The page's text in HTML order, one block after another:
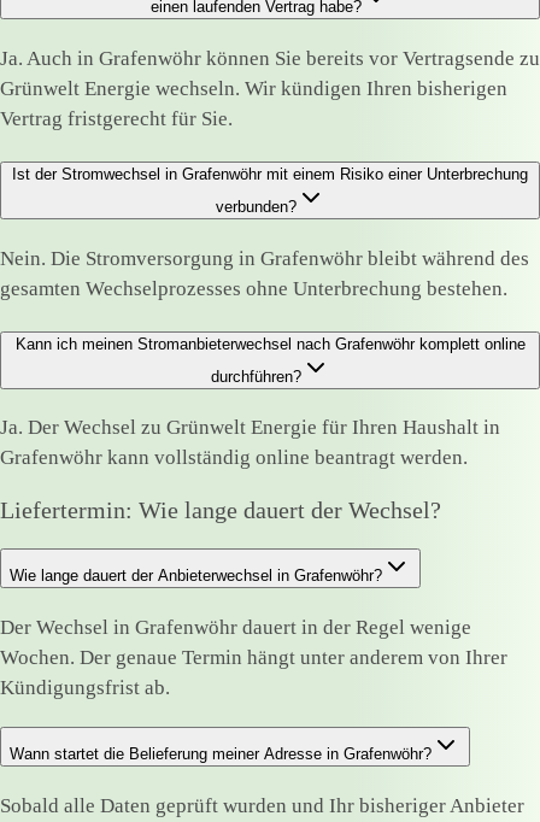
einen laufenden Vertrag habe?
Ja. Auch in Grafenwöhr können Sie bereits vor Vertragsende zu
Grünwelt Energie wechseln. Wir kündigen Ihren bisherigen
Vertrag fristgerecht für Sie.
Ist der Stromwechsel in Grafenwöhr mit einem Risiko einer Unterbrechung
verbunden?
Nein. Die Stromversorgung in Grafenwöhr bleibt während des
gesamten Wechselprozesses ohne Unterbrechung bestehen.
Kann ich meinen Stromanbieterwechsel nach Grafenwöhr komplett online
durchführen?
Ja. Der Wechsel zu Grünwelt Energie für Ihren Haushalt in
Grafenwöhr kann vollständig online beantragt werden.
Liefertermin: Wie lange dauert der Wechsel?
Wie lange dauert der Anbieterwechsel in Grafenwöhr?
Der Wechsel in Grafenwöhr dauert in der Regel wenige
Wochen. Der genaue Termin hängt unter anderem von Ihrer
Kündigungsfrist ab.
Wann startet die Belieferung meiner Adresse in Grafenwöhr?
Sobald alle Daten geprüft wurden und Ihr bisheriger Anbieter